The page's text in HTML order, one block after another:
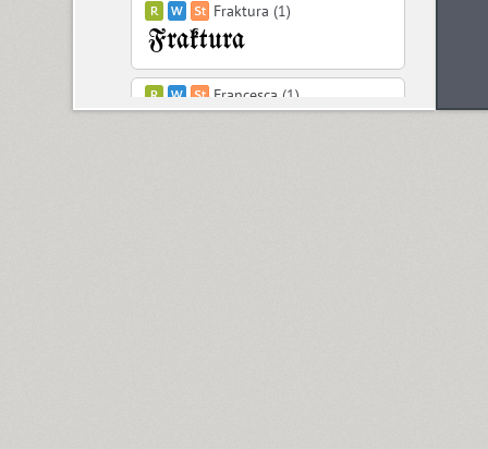
Fraktura (1)
Francesca (1)